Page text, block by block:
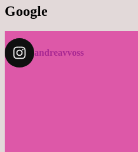
Google
andreavvoss